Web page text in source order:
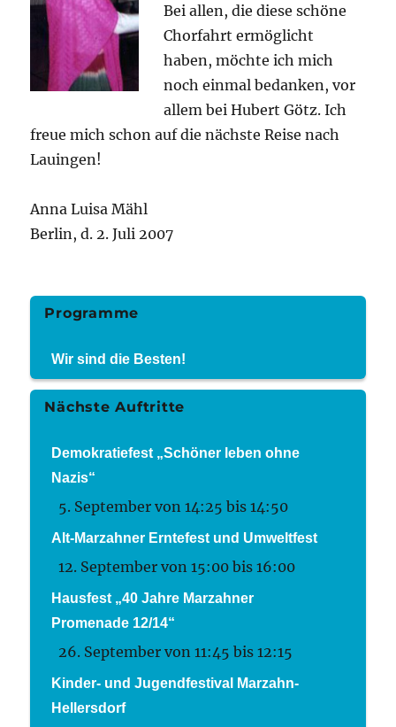
Bei allen, die diese schöne
Chorfahrt ermöglicht
haben, möchte ich mich
noch einmal bedanken, vor
allem bei Hubert Götz. Ich
freue mich schon auf die nächste Reise nach
Lauingen!
Anna Luisa Mähl
Berlin, d. 2. Juli 2007
Programme
Wir sind die Besten!
Nächste Auftritte
Demokratiefest „Schöner leben ohne
Nazis“
5. September von 14:25 bis14:50
Alt-Marzahner Erntefest und Umweltfest
12. September von 15:00 bis16:00
Hausfest „40 Jahre Marzahner
Promenade 12/14“
26. September von 11:45 bis12:15
Kinder- und Jugendfestival Marzahn-
Hellersdorf